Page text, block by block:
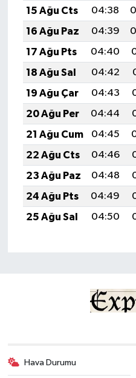
15 Ağu Cts
04:38
16 Ağu Paz
04:39
17 Ağu Pts
04:40
18 Ağu Sal
04:42
19 Ağu Çar
04:43
20 Ağu Per
04:44
21 Ağu Cum
04:45
22 Ağu Cts
04:46
23 Ağu Paz
04:48
24 Ağu Pts
04:49
25 Ağu Sal
04:50
Hava Durumu